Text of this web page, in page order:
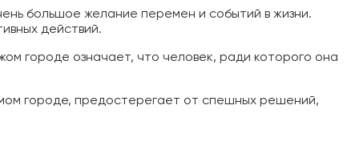
большое желание перемен и событий в жизни.
действий.
городе означает, что человек, ради которого она
городе, предостерегает от спешных решений,